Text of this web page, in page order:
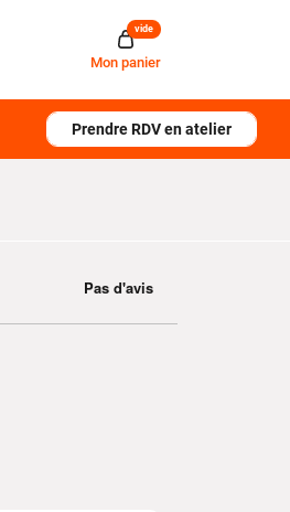
Mon panier
vide
Prendre RDV en atelier